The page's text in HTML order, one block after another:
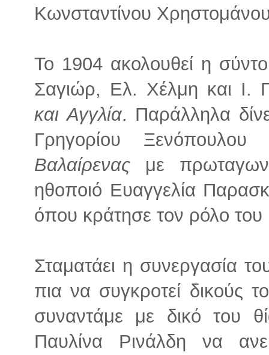
Κωνσταντίνου
Το 1904 ακολουθεί η
Σαγιώρ, Ελ. Χέλμη και Ι.
και Αγγλία. Παράλληλα
Γρηγορίου Ξενόπουλου
Βαλαίρενας με
ηθοποιό Ευαγγελία
όπου κράτησε τον ρόλο του
Σταματάει η συνεργασία
πια να συγκροτεί δικούς
συναντάμε με δικό του
Παυλίνα Ρινάλδη να